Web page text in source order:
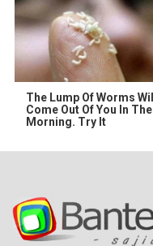
The Lump Of Worms Will
Come Out Of You In The
Morning. Try It